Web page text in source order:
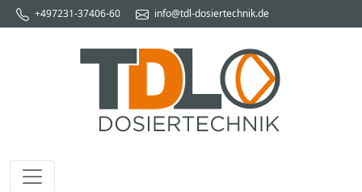
+497231-37406-60 info@tdl-dosiertechnik.de